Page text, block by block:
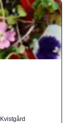
Kvistgård